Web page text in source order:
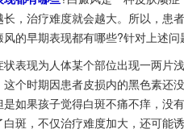
，治疗难度就会越大。所以，患
的早期表现都有哪些?针对上述
现为人体某个部位出现一两片
个时期因患者皮损内的黑色素还
如果孩子觉得白斑不痛不痒，没
斑，不仅治疗难度加大，还可能